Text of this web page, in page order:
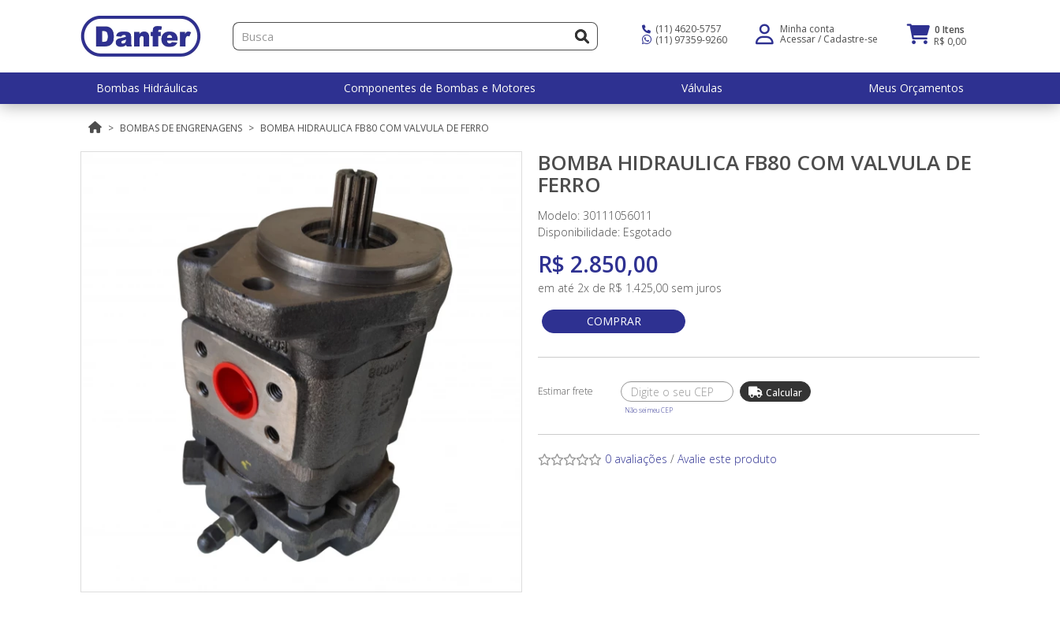
(11) 4620-5757
(11) 97359-9260
Minha conta
Acessar/ Cadastre-se
0 Itens
R$ 0,00
Bombas Hidráulicas Componentes de Bombas e Motores Válvulas Meus Orçamentos
BOMBAS DE ENGRENAGENS BOMBA HIDRAULICA FB80 COM VALVULA DE FERRO
BOMBA HIDRAULICA FB80 COM VALVULA DE
FERRO
Modelo: 30111056011
Disponibilidade: Esgotado
R$ 2.850,00
em até 2x de R$ 1.425,00 sem juros
COMPRAR
Não sei meu CEP
0 avaliações / Avalie este produto